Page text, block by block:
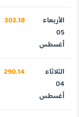
الأربعاء
05
أغسطس
302.18
الثلاثاء
04
أغسطس
290.14